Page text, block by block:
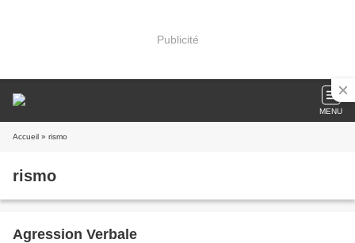
Publicité
MENU
Accueil » rismo
rismo
Agression Verbale